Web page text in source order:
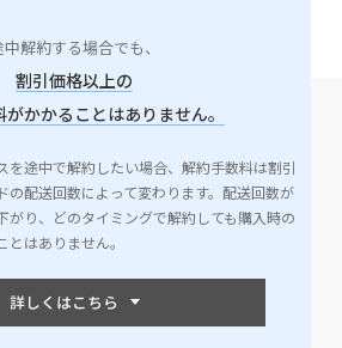
中解約する場合でも、
割引価格以上の
かかることはありません。
を途中で解約したい場合、解約手数料は割引
の配送回数によって変わります。配送回数が
がり、どのタイミングで解約しても購入時の
はありません。